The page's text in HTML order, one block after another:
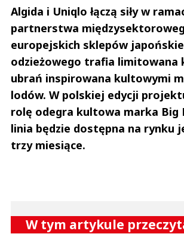
Algida i Uniqlo łączą siły w
partnerstwa
europejskich sklepów
odzieżowego trafia limitowana
ubrań inspirowana kultowymi
lodów. W polskiej edycji
rolę odegra kultowa marka Big
linia będzie dostępna na rynku
trzy miesiące.
W tym artykule